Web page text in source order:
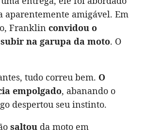
aparentemente amigável. Em
Franklin convidou o
na garupa da moto. O
tudo correu bem. O
empolgado, abanando o
despertou seu instinto.
saltou da moto em